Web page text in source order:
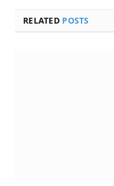
RELATED POSTS